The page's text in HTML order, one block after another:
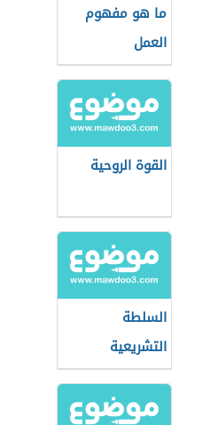
ما هو مفهوم
العمل
القوة الروحية
السلطة
التشريعية